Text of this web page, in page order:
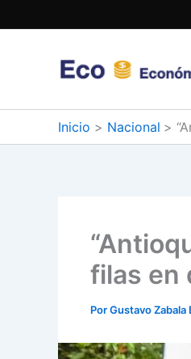
al
Inicio Nacional
filas en
PorGustavo Zabala